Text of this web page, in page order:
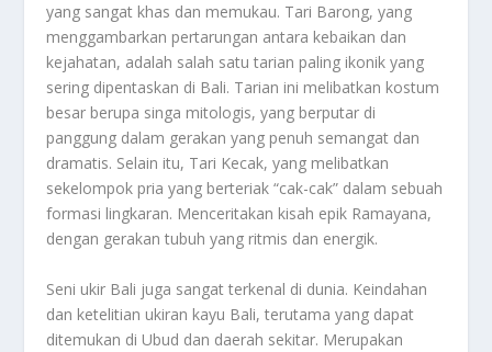
yang sangat khas dan memukau. Tari Barong, yang
menggambarkan pertarungan antara kebaikan dan
kejahatan, adalah salah satu tarian paling ikonik yang
sering dipentaskan di Bali. Tarian ini melibatkan kostum
besar berupa singa mitologis, yang berputar di
panggung dalam gerakan yang penuh semangat dan
dramatis. Selain itu, Tari Kecak, yang melibatkan
sekelompok pria yang berteriak “cak-cak” dalam sebuah
formasi lingkaran. Menceritakan kisah epik Ramayana,
dengan gerakan tubuh yang ritmis dan energik.
Seni ukir Bali juga sangat terkenal di dunia. Keindahan
dan ketelitian ukiran kayu Bali, terutama yang dapat
ditemukan di Ubud dan daerah sekitar. Merupakan